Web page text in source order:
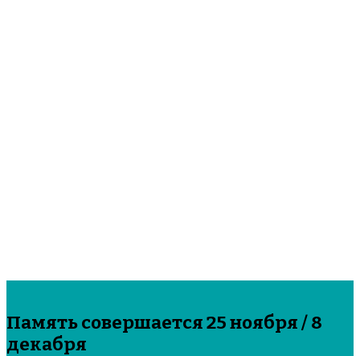
Память совершается 25 ноября / 8
декабря